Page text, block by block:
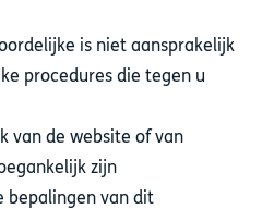
is niet aansprakelijk
procedures die tegen u
van de website of van
zijn
bepalingen van dit